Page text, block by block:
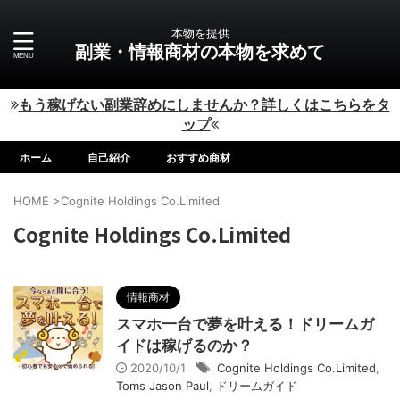
本物を提供
副業・情報商材の本物を求めて
もう稼げない副業辞めにしませんか？詳しくはこちらをタ
ップ
ホーム 自己紹介 おすすめ商材
HOME >Cognite Holdings Co.Limited
Cognite Holdings Co.Limited
情報商材
スマホ一台で夢を叶える！ドリームガ
イドは稼げるのか？
2020/10/1 Cognite Holdings Co.Limited
Toms Jason Paul
ドリームガイド